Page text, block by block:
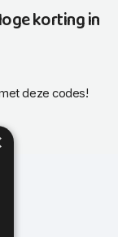
korting in
deze codes!